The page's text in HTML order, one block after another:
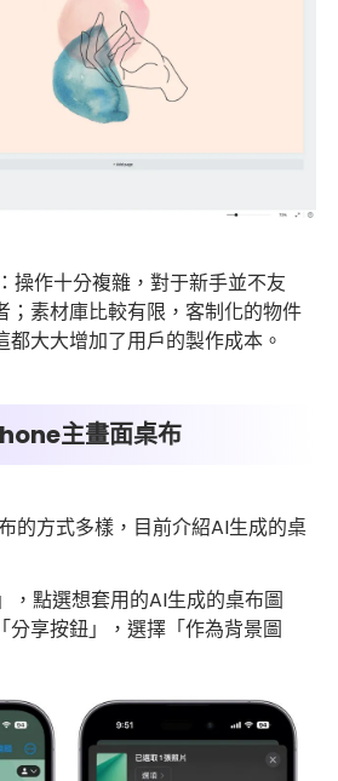
操作十分複雜，對于新手並不友
；素材庫比較有限，客制化的物件
大大增加了用戶的製作成本。
主畫面桌布
的方式多樣，目前介紹AI生成的桌
，點選想套用的AI生成的桌布圖
分享按鈕」，選擇「作為背景圖